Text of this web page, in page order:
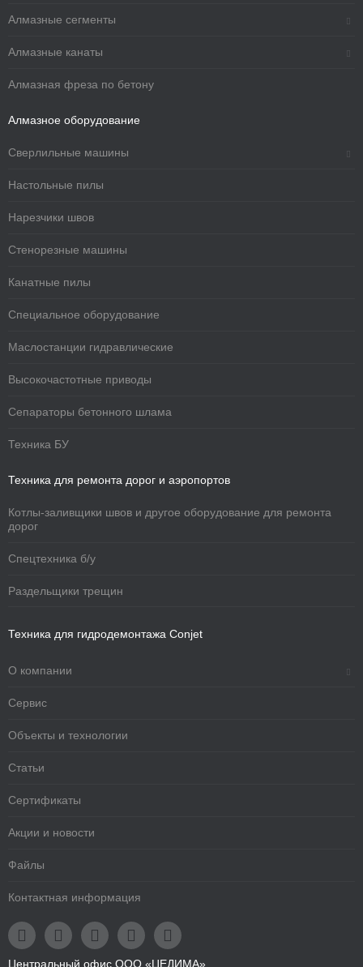
Алмазные сегменты
Алмазные канаты
Алмазная фреза по бетону
Алмазное оборудование
Сверлильные машины
Настольные пилы
Нарезчики швов
Стенорезные машины
Канатные пилы
Специальное оборудование
Маслостанции гидравлические
Высокочастотные приводы
Сепараторы бетонного шлама
Техника БУ
Техника для ремонта дорог и аэропортов
Котлы-заливщики швов и другое оборудование для ремонта
дорог
Спецтехника б/у
Раздельщики трещин
Техника для гидродемонтажа Conjet
О компании
Сервис
Объекты и технологии
Статьи
Сертификаты
Акции и новости
Файлы
Контактная информация
    
Центральный офис ООО «ЦЕДИМА»